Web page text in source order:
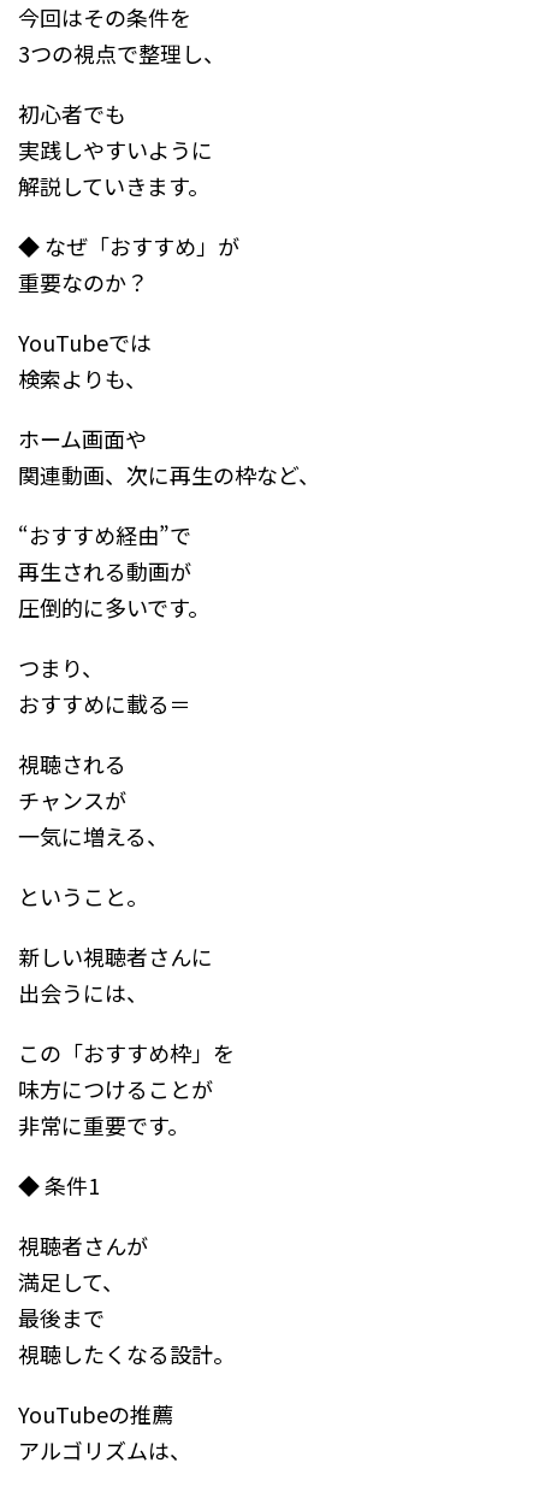
今回はその条件を
3つの視点で整理し、
初心者でも
実践しやすいように
解説していきます。
◆ なぜ「おすすめ」が
重要なのか？
YouTubeでは
検索よりも、
ホーム画面や
関連動画、次に再生の枠など、
“おすすめ経由”で
再生される動画が
圧倒的に多いです。
つまり、
おすすめに載る＝
視聴される
チャンスが
一気に増える、
ということ。
新しい視聴者さんに
出会うには、
この「おすすめ枠」を
味方につけることが
非常に重要です。
◆ 条件1
視聴者さんが
満足して、
最後まで
視聴したくなる設計。
YouTubeの推薦
アルゴリズムは、